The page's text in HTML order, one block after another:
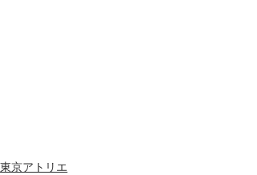
東京アトリエ